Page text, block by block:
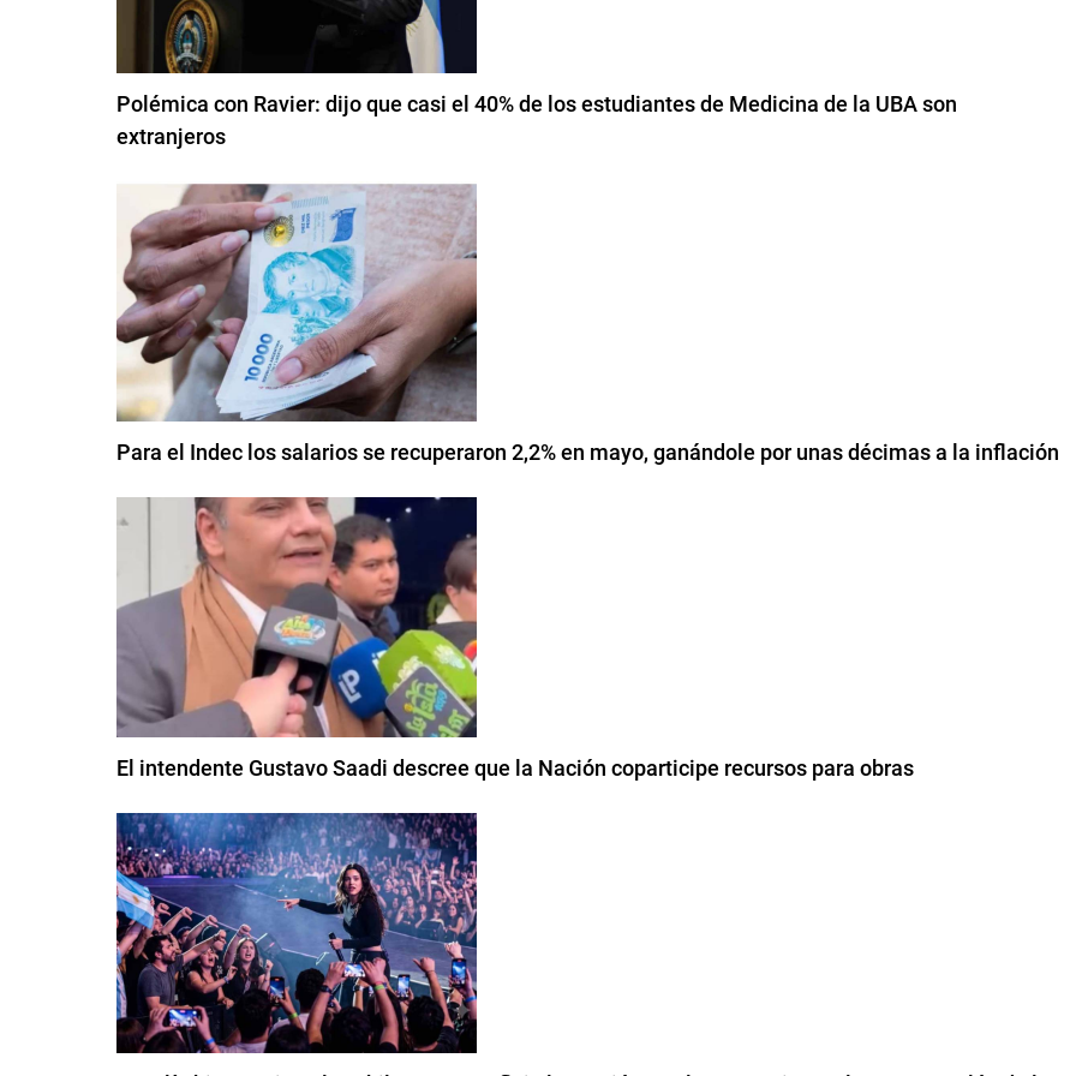
Polémica con Ravier: dijo que casi el 40% de los estudiantes de Medicina de la UBA son
extranjeros
Para el Indec los salarios se recuperaron 2,2% en mayo, ganándole por unas décimas a la inflación
El intendente Gustavo Saadi descree que la Nación coparticipe recursos para obras